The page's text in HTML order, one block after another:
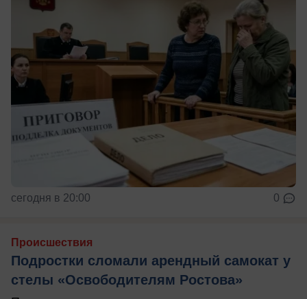
сегодня в 20:00 0
Происшествия
Подростки сломали арендный самокат у
стелы «Освободителям Ростова»